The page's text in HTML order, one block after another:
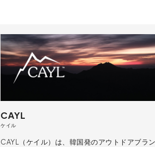
CAYL
ケイル
CAYL（ケイル）は、韓国発のアウトドアブラ